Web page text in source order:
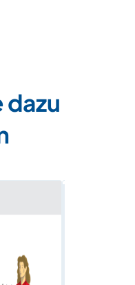
dazu